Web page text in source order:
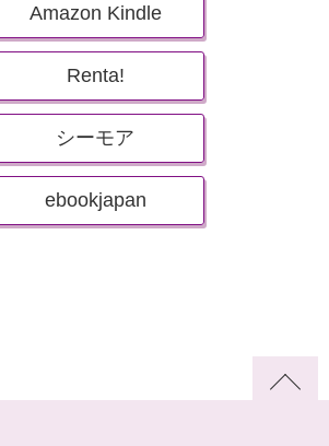
Amazon Kindle
Renta!
シーモア
ebookjapan